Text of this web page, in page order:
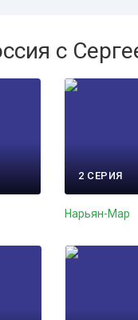
с
2 СЕРИЯ
Нарьян-Мар